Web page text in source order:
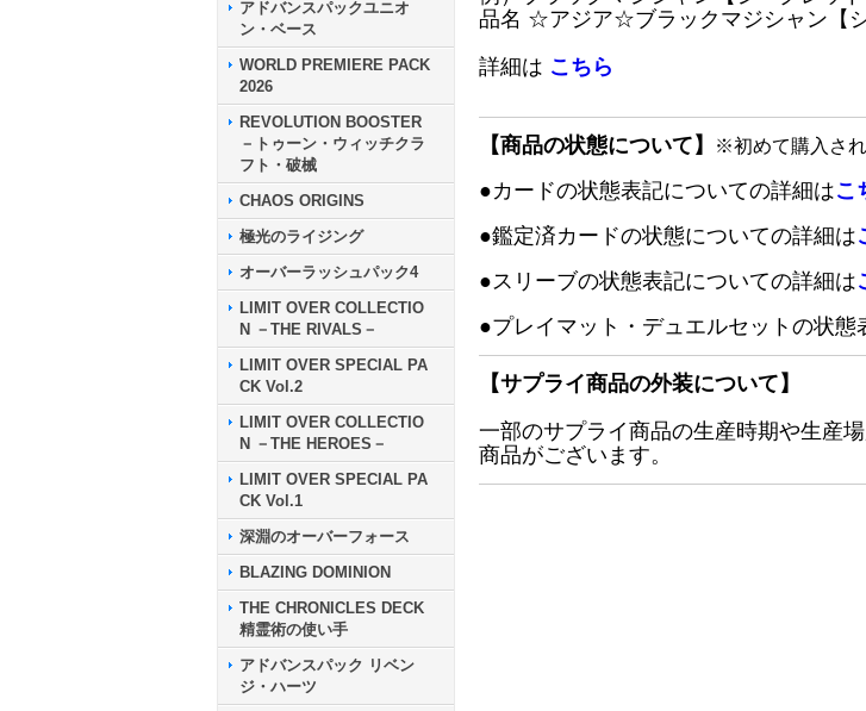
アドバンスパックユニオ
ン・ベース
WORLD PREMIERE PACK
2026
REVOLUTION BOOSTER
－トゥーン・ウィッチクラ
フト・破械
CHAOS ORIGINS
極光のライジング
オーバーラッシュパック4
LIMIT OVER COLLECTIO
N －THE RIVALS－
LIMIT OVER SPECIAL PA
CK Vol.2
LIMIT OVER COLLECTIO
N －THE HEROES－
LIMIT OVER SPECIAL PA
CK Vol.1
深淵のオーバーフォース
BLAZING DOMINION
THE CHRONICLES DECK
精霊術の使い手
アドバンスパック リベン
ジ・ハーツ
品名 ☆アジア☆ブラックマジシャン【
詳細は こちら
【商品の状態について】 ※初めて購入され
●カードの状態表記についての詳細はこ
●鑑定済カードの状態についての詳細は
●スリーブの状態表記についての詳細は
●プレイマット・デュエルセットの状態
【サプライ商品の外装について】
一部のサプライ商品の生産時期や生産
商品がございます。